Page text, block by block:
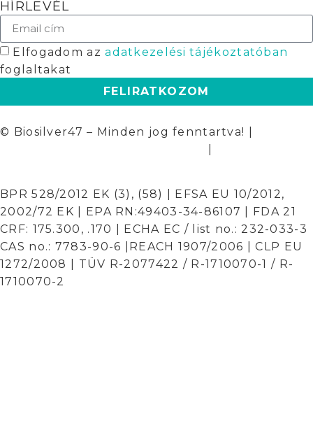
HÍRLEVÉL
Elfogadom azadatkezelési tájékoztatóban
foglaltakat
FELIRATKOZOM
© Biosilver47 – Minden jog fenntartva! |
BPR 528/2012 EK (3), (58) | EFSA EU 10/2012,
2002/72 EK | EPA RN:49403-34-86107 | FDA 21
CRF: 175.300, .170 | ECHA EC / list no.: 232-033-3
CAS no.: 7783-90-6 |REACH 1907/2006 | CLP EU
1272/2008 | TÜV R-2077422 / R-1710070-1 / R-
1710070-2